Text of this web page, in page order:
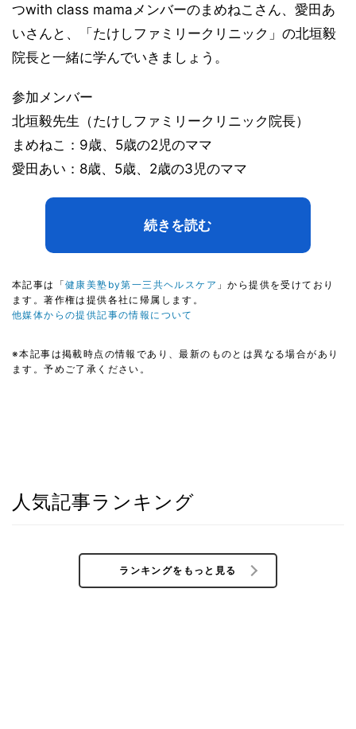
つwith class mamaメンバーのまめねこさん、愛田あ
いさんと、「たけしファミリークリニック」の北垣毅
院長と一緒に学んでいきましょう。
参加メンバー
北垣毅先生（たけしファミリークリニック院長）
まめねこ：9歳、5歳の2児のママ
愛田あい：8歳、5歳、2歳の3児のママ
続きを読む
本記事は「健康美塾by第一三共ヘルスケア 」から提供を受けており
ます。著作権は提供各社に帰属します。
他媒体からの提供記事の情報について
※本記事は掲載時点の情報であり、最新のものとは異なる場合があり
ます。予めご了承ください。
人気記事ランキング
ランキングをもっと見る